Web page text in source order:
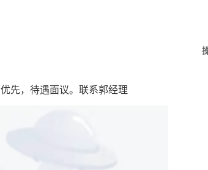
先，待遇面议。联系郭经理